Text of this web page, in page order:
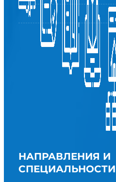
НАПРАВЛЕНИЯ И
СПЕЦИАЛЬНОСТИ